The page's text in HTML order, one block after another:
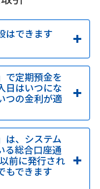
はできます
で定期預金を
日はいつにな
つの金利が適
は、システム
る総合口座通
前に発行され
もできます